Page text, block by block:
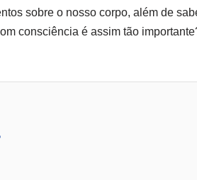
sobre o nosso corpo, além de
consciência é assim tão